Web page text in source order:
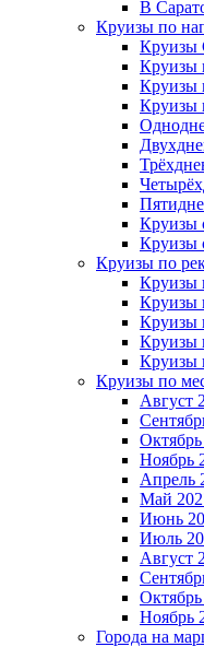
В
Круизы по
Круизы
Круизы
Круизы
Круизы
Круизы
Круизы
Круизы по
Круизы
Круизы
Круизы
Круизы
Круизы
Круизы по
Август
Ноябрь
Апрель
Май
Июнь
Июль
Август
Ноябрь
Города на